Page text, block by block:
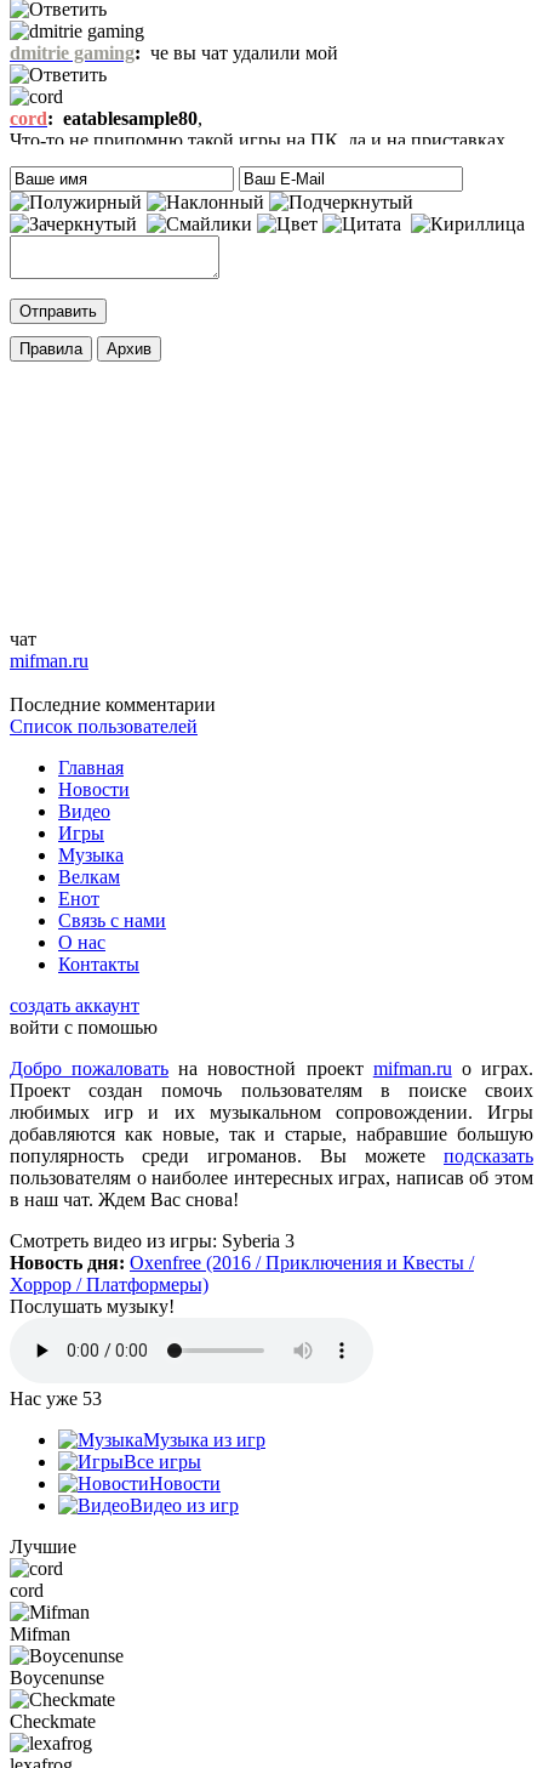
dmitrie gaming: че вы чат удалили мой
cord: eatablesample80,
Что-то не припомню такой игры на ПК, да и на приставках
тоже. Есть только одна мысль – это онлайн игра-одевалка
Hilary Duff and Her Baby.
На сайте нет онлайн игр. А вообще, Хилари Дафф – это
актриса
Mifman:DmitrieGaming
Palworld?
Checkmate:ometu
Что ты имеешь ввиду? На этом сайте игровые новости для
всех категорий людей, которые в той или иной форме
интересуются играми и геймерской индустрией в целом.
ometu:новости для женщин
Mifman:
Обновите, пожалуйста, игру Garry's Mod
Игра обновлена
lexafrog:
Обновите, пожалуйста, игру Garry's Mod. Много
обнов вышло, а на сайте старенькая...
cord: Grisha,
Да, есть такая и даже с дополнительной модификацией
StarCraft Cartooned (мультяшки).
Вот она:StarCraft Remastered
Grisha : Очень понравился сайт. Пожалуй я останусь здесь.
Есть ли игра Starcraft, но ремастер?
Mifman:
Цитата: Петрушка
добавьте скачивание моей любимой игры Escape From Tarkov!
Игра добавлена и доступна к скачиванию:
Escape From Tarkov
Петрушка
моей любимой игры Escape From Tarkov!
Checkmate:
Просто нужно зарегистрироваться и тогда будет доступен
торрент-файл. Там написано, что ссылка скрыта (убран
торрент — µ) видимо из-за того, что "наехал"
чат
mifman.ru
Последние комментарии
Список пользователей
Главная
Новости
Видео
Игры
Музыка
Велкам
Енот
Связь с нами
О нас
Контакты
создать аккаунт
войти с помошью
Добро пожаловать на новостной проект mifman.ru о играх.
Проект создан помочь пользователям в поиске своих
любимых игр и их музыкальном сопровождении. Игры
добавляются как новые, так и старые, набравшие большую
популярность среди игроманов. Вы можете подсказать
пользователям о наиболее интересных играх, написав об этом
в наш чат. Ждем Вас снова!
Смотреть видео из игры: Syberia 3
Новость дня: Oxenfree (2016 / Приключения и Квесты /
Хоррор / Платформеры)
Послушать музыку!
Нас уже 53
Музыка из игр
Все игры
Новости
Видео из игр
Лучшие
cord
Mifman
Boycenunse
Checkmate